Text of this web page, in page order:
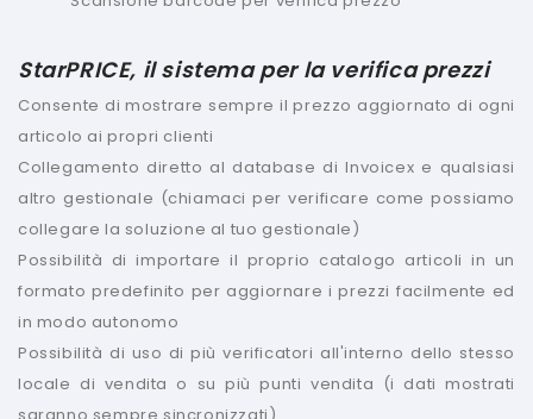
StarPRICE, il sistema per la verifica prezzi
Consente di mostrare sempre il prezzo aggiornato di ogni
articolo ai propri clienti
Collegamento diretto al database di Invoicex e qualsiasi
altro gestionale (chiamaci per verificare come possiamo
collegare la soluzione al tuo gestionale)
Possibilità di importare il proprio catalogo articoli in un
formato predefinito per aggiornare i prezzi facilmente ed
in modo autonomo
Possibilità di uso di più verificatori all'interno dello stesso
locale di vendita o su più punti vendita (i dati mostrati